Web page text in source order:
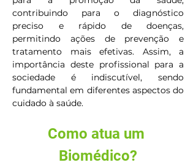
contribuindo para o diagnóstico
preciso e rápido de doenças,
permitindo ações de prevenção e
tratamento mais efetivas. Assim, a
importância deste profissional para a
sociedade é indiscutível, sendo
fundamental em diferentes aspectos do
cuidado à saúde.
Como atua um
Biomédico?